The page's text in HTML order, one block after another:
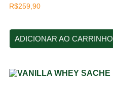
R$259,90
ADICIONAR AO CARRINHO